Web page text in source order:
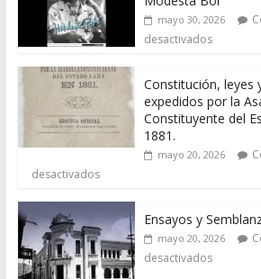
mayo 30, 2026
desactivados
Constitución, leyes
expedidos por la
Constituyente del
1881.
mayo 20, 2026
desactivados
Ensayos y
mayo 20, 2026
desactivados